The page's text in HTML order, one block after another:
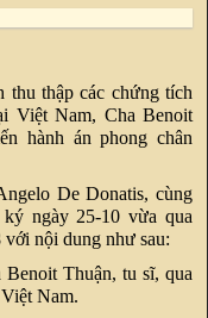
thu thập các chứng tích
Việt Nam, Cha Benoit
hành án phong chân
De Donatis, cùng
ngày 25-10 vừa qua
nội dung như sau:
Thuận, tu sĩ, qua
Nam.